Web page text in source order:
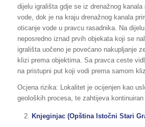
dijelu igrališta gdje se iz drenažnog
vode, dok je na kraju drenažnog kanala
oticanje vode u pravcu rasadnika. Na
neposredno iznad prvih objekata koji se
igrališta uočeno je povećano nakupljanje
klizi prema objektima. Sa pravca ceste
na pristupni put koji vodi prema samom
Ocjena rizika: Lokalitet je ocijenjen kao
geoloških procesa, te zahtijeva kontinuiran
Knjeginjac (Opština Istočni Stari